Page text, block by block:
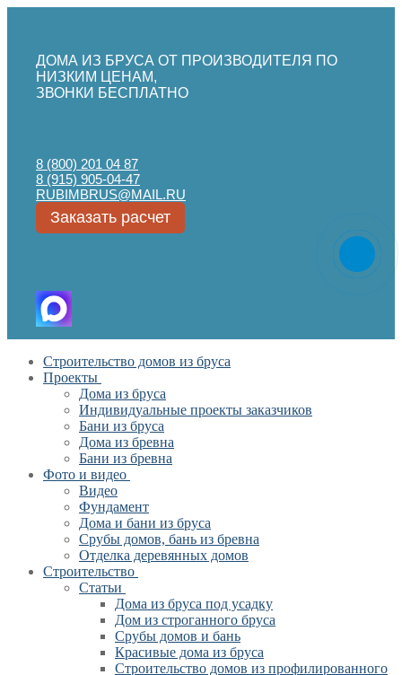
ДОМА ИЗ БРУСА ОТ ПРОИЗВОДИТЕЛЯ ПО
НИЗКИМ ЦЕНАМ,
ЗВОНКИ БЕСПЛАТНО
8 (800) 201 04 87
8 (915) 905-04-47
RUBIMBRUS@MAIL.RU
Заказать расчет
Перейти
содержимому
Меню
ЗакрытьСтроительство домов из бруса
Проекты
Дома из бруса
Индивидуальные проекты заказчиков
Бани из бруса
Дома из бревна
Бани из бревна
Фото и видео
Видео
Фундамент
Дома и бани из бруса
Срубы домов, бань из бревна
Отделка деревянных домов
Строительство
Статьи
Дома из бруса под усадку
Дом из строганного бруса
Срубы домов и бань
Красивые дома из бруса
Строительство домов из профилированного